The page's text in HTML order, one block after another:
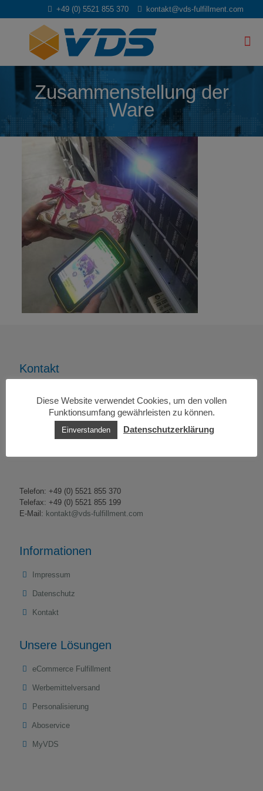
+49 (0) 5521 855 370 kontakt@vds-fulfillment.com
Zusammenstellung der
Ware
Kontakt
Matthias Bick e.K.
An der Alten Mühle 7
37412 Herzberg am Harz
Telefon: +49 (0) 5521 855 370
Telefax: +49 (0) 5521 855 199
E-Mail: kontakt@vds-fulfillment.com
Informationen
Impressum
Datenschutz
Kontakt
Unsere Lösungen
eCommerce Fulfillment
Werbemittelversand
Personalisierung
Aboservice
MyVDS
Diese Website verwendet Cookies, um den vollen
Funktionsumfang gewährleisten zu können.
Einverstanden Datenschutzerklärung